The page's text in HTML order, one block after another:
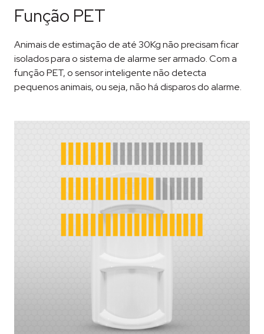
Função PET
Animais de estimação de até 30Kg não precisam ficar
isolados para o sistema de alarme ser armado. Com a
função PET, o sensor inteligente não detecta
pequenos animais, ou seja, não há disparos do alarme.